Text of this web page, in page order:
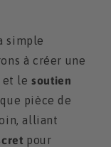
simple
à créer une
et lesoutien
pièce de
alliant
pour